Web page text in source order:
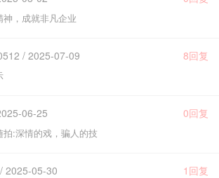
神，成就非凡企业
/ 2025-07-09 8回复
06-25 0回复
拍:深情的戏，骗人的技
2025-05-30 1回复